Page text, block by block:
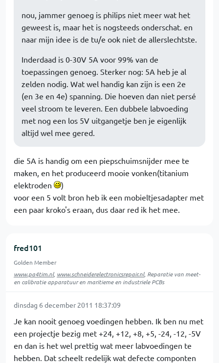
nou, jammer genoeg is philips niet meer wat het
geweest is, maar het is nogsteeds onderschat. en
naar mijn idee is de tu/e ook niet de allerslechtste.
Inderdaad is 0-30V 5A voor 99% van de
toepassingen genoeg. Sterker nog: 5A heb je al
zelden nodig. Wat wel handig kan zijn is een 2e
(en 3e en 4e) spanning. Die hoeven dan niet persé
veel stroom te leveren. Een dubbele labvoeding
met nog een los 5V uitgangetje ben je eigenlijk
altijd wel mee gered.
die 5A is handig om een piepschuimsnijder mee te
maken, en het produceerd mooie vonken(titanium
elektroden
)
voor een 5 volt bron heb ik een mobieltjesadapter met
een paar kroko's eraan, dus daar red ik het mee.
fred101
Golden Member
www.pa4tim.nl, www.schneiderelectronicsrepair.nl, Reparatie van meet-
en calibratie apparatuur en maritieme en industriele PCBs
dinsdag 6 december 2011 18:37:09
Je kan nooit genoeg voedingen hebben. Ik ben nu met
een projectje bezig met +24, +12, +8, +5, -24, -12, -5V
en dan is het wel prettig wat meer labvoedingen te
hebben. Dat scheelt redelijk wat defecte componten